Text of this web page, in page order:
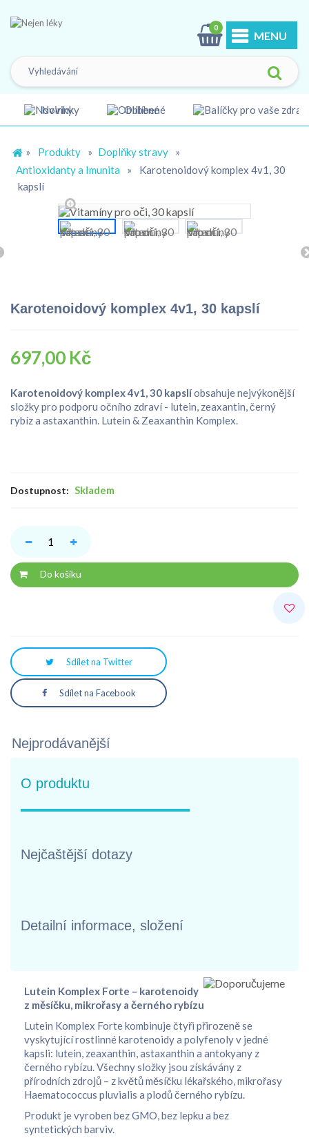
0
Novinky Oblíbené
MENU
» Produkty » Doplňky stravy
»
Antioxidanty a Imunita
»
Karotenoidový komplex 4v1, 30
kapslí
Karotenoidový komplex 4v1, 30 kapslí
697,00 Kč
Karotenoidový komplex 4v1, 30 kapslíobsahuje nejvýkonější
složky pro podporu očního zdraví - lutein, zeaxantin, černý
rybíz a astaxanthin. Lutein & Zeaxanthin Komplex.
Dostupnost: Skladem
Do košíku
Sdílet na Twitter
Sdílet na Facebook
Nejprodávanější
O produktu
Nejčaštější dotazy
Detailní informace, složení
Lutein Komplex Forte – karotenoidy
z měsíčku, mikrořasy a černého rybízu
Lutein Komplex Forte kombinuje čtyři přirozeně se
vyskytující rostlinné karotenoidy a polyfenoly v jedné
kapsli: lutein, zeaxanthin, astaxanthin a antokyany z
černého rybízu. Všechny složky jsou získávány z
přírodních zdrojů – z květů měsíčku lékařského, mikrořasy
Haematococcus pluvialis a plodů černého rybízu.
Produkt je vyroben bez GMO, bez lepku a bez
syntetických barviv.